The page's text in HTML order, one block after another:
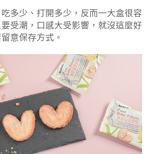
多少、打開多少，反而一大盒很容
受潮，口感大受影響，就沒這麼好
意保存方式。